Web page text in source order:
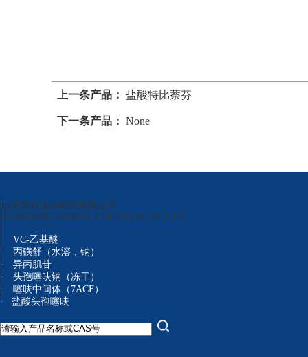
上一条产品： 盐酸特比萘芬
下一条产品： None
山东济好生物科技有限公司
SHANDONG PERFECT BIOTECH CO.,LTD.
·
VC-乙基醚
·
丙磺舒（水溶，钠）
·
异丙肌苷
·
头孢噻呋钠（冻干）
·
噻呋中间体（7ACF）
·
盐酸头孢噻呋